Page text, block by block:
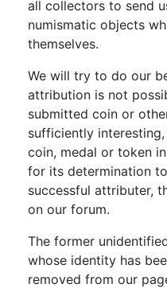
all collectors to send
numismatic objects
themselves.
We will try to do our
attribution is not
submitted coin or
sufficiently
coin, medal or token
for its determination
successful attributer,
on our forum.
The former
whose identity has
removed from our